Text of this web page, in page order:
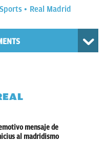
Real Madrid
mensaje de
al madridismo